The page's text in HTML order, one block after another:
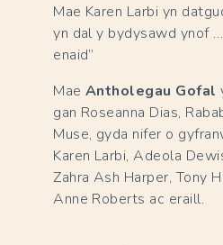
Mae Karen Larbi yn
yn dal y bydysawd ynof
enaid”
MaeAntholegau Gofal
gan Roseanna Dias,
Muse, gyda nifer o
Karen Larbi, Adeola
Zahra Ash Harper, Tony
Anne Roberts ac eraill.